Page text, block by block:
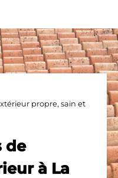
propre, sain et
de
à La